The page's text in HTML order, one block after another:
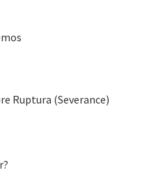
Ruptura (Severance)